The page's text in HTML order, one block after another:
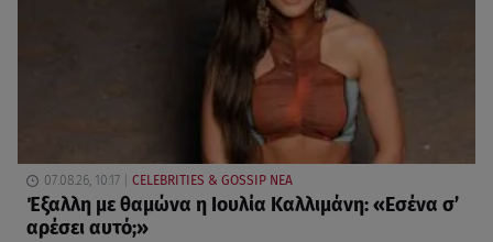
07.08.26, 10:17 CELEBRITIES & GOSSIP ΝΕΑ
Έξαλλη με θαμώνα η Ιουλία Καλλιμάνη: «Εσένα σ’
αρέσει αυτό;»